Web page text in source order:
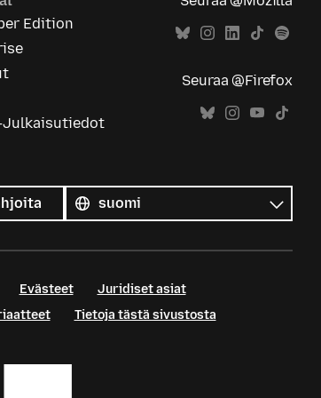
Edition
Julkaisutiedot
Seuraa @Firefox
kielet
Kieli
Evästeet
Juridiset asiat
Tietoja tästä sivustosta